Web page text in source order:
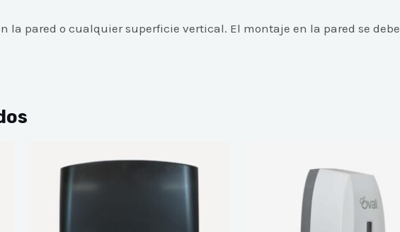
la pared o cualquier superficie vertical. El montaje en la pared se